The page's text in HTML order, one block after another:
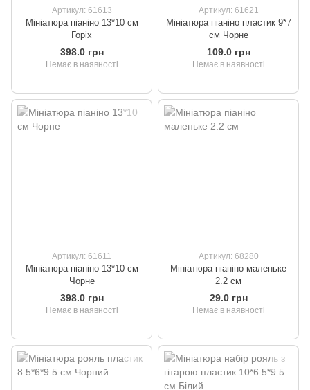
Артикул: 61613
Мініатюра піаніно 13*10 см
Горіх
398.0 грн
Немає в наявності
Артикул: 61621
Мініатюра піаніно пластик 9*7
см Чорне
109.0 грн
Немає в наявності
Артикул: 61611
Мініатюра піаніно 13*10 см
Чорне
398.0 грн
Немає в наявності
Артикул: 68280
Мініатюра піаніно маленьке
2.2 см
29.0 грн
Немає в наявності